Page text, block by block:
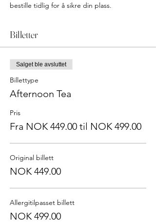
bestille tidlig for å sikre din plass.
Billetter
Salget ble avsluttet
Billettype
Afternoon Tea
Pris
Fra NOK 449.00 til NOK 499.00
Original billett
NOK 449.00
Allergitilpasset billett
NOK 499.00